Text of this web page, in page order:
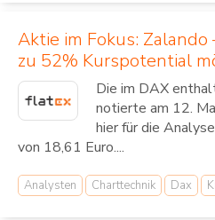
Aktie im Fokus:
zu 52% Kurspotential
Die im DAX
notierte am 12.
hier für die
von 18,61 Euro....
Analysten Charttechnik Dax